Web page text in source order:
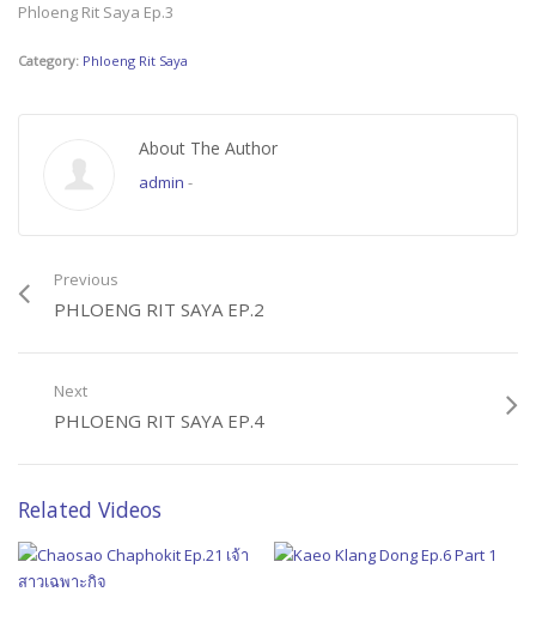
Phloeng Rit Saya Ep.3
Category: Phloeng Rit Saya
About The Author
admin -
Previous
PHLOENG RIT SAYA EP.2
Next
PHLOENG RIT SAYA EP.4
Related Videos